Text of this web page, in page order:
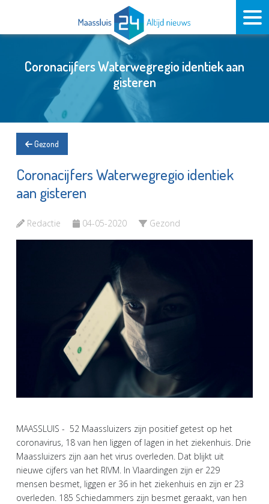
Coronacijfers Waterwegregio identiek aan
gisteren
Gezond
Coronacijfers Waterwegregio identiek
aan gisteren
Redactie 04-05-2020 Gezond
MAASSLUIS - 52 Maassluizers zijn positief getest op het
coronavirus, 18 van hen liggen of lagen in het ziekenhuis. Drie
Maassluizers zijn aan het virus overleden. Dat blijkt uit
nieuwe cijfers van het RIVM. In Vlaardingen zijn er 229
mensen besmet, liggen er 36 in het ziekenhuis en zijn er 23
overleden. 185 Schiedammers zijn besmet geraakt, van hen